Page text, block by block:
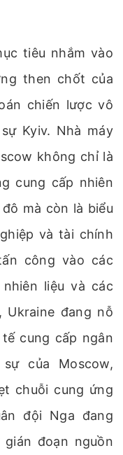
tiêu nhắm vào
then chốt của
chiến lược vô
Kyiv. Nhà máy
không chỉ là
cung cấp nhiên
mà còn là biểu
và tài chính
công vào các
liệu và các
đang nỗ
cung cấp ngân
của Moscow,
chuỗi cung ứng
đội Nga đang
đoạn nguồn